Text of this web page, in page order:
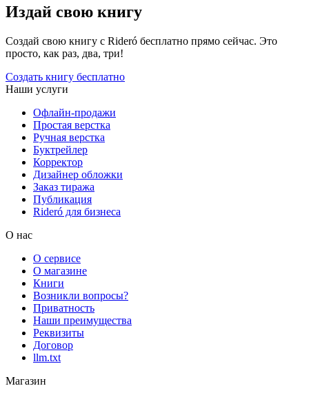
Издай свою книгу
Создай свою книгу с Rideró бесплатно прямо сейчас. Это
просто, как раз, два, три!
Создать книгу бесплатно
Наши услуги
Офлайн-продажи
Простая верстка
Ручная верстка
Буктрейлер
Корректор
Дизайнер обложки
Заказ тиража
Публикация
Rideró для бизнеса
О нас
О сервисе
О магазине
Книги
Возникли вопросы?
Приватность
Наши преимущества
Реквизиты
Договор
llm.txt
Магазин